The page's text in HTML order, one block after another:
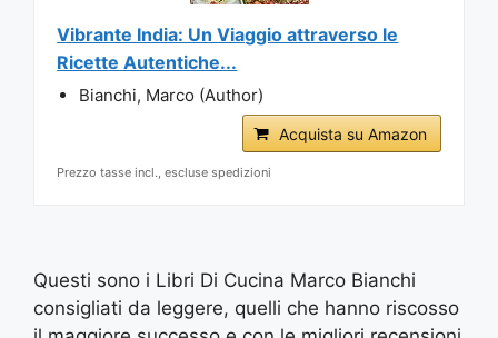
Vibrante India: Un Viaggio attraverso le
Ricette Autentiche...
Bianchi, Marco (Author)
Acquista su Amazon
Prezzo tasse incl., escluse spedizioni
Questi sono i Libri Di Cucina Marco Bianchi
consigliati da leggere, quelli che hanno riscosso